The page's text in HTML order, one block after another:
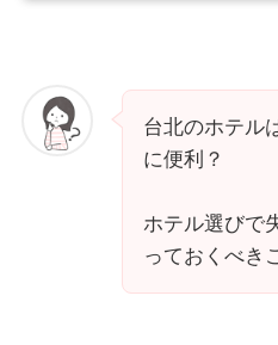
台北のホテル
に便利？
ホテル選びで
っておくべき